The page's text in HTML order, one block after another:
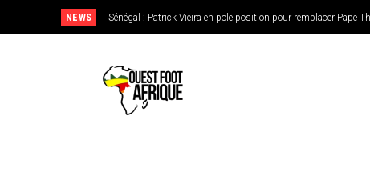
NEWS Sénégal : Patrick Vieira en pole position pour remplacer Pape
CAN féminine 2026 : le Nigeria en favori, le Burkina Faso en
de l’Ouest